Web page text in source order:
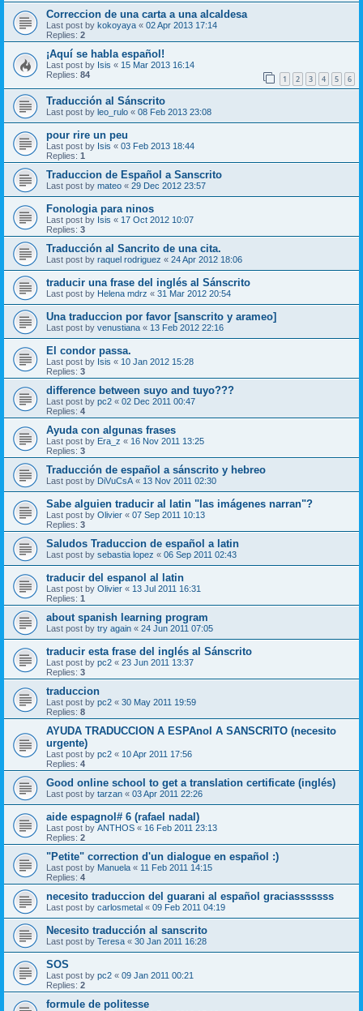
Correccion de una carta a una alcaldesa
Last post by kokoyaya « 02 Apr 2013 17:14
Replies: 2
¡Aquí se habla español!
Last post by Isis « 15 Mar 2013 16:14
Replies: 84 1 2 3 4 5 6
Traducción al Sánscrito
Last post by leo_rulo « 08 Feb 2013 23:08
pour rire un peu
Last post by Isis « 03 Feb 2013 18:44
Replies: 1
Traduccion de Español a Sanscrito
Last post by mateo « 29 Dec 2012 23:57
Fonologia para ninos
Last post by Isis « 17 Oct 2012 10:07
Replies: 3
Traducción al Sancrito de una cita.
Last post by raquel rodriguez « 24 Apr 2012 18:06
traducir una frase del inglés al Sánscrito
Last post by Helena mdrz « 31 Mar 2012 20:54
Una traduccion por favor [sanscrito y arameo]
Last post by venustiana « 13 Feb 2012 22:16
El condor passa.
Last post by Isis « 10 Jan 2012 15:28
Replies: 3
difference between suyo and tuyo???
Last post by pc2 « 02 Dec 2011 00:47
Replies: 4
Ayuda con algunas frases
Last post by Era_z « 16 Nov 2011 13:25
Replies: 3
Traducción de español a sánscrito y hebreo
Last post by DiVuCsA« 13 Nov 2011 02:30
Sabe alguien traducir al latin "las imágenes narran"?
Last post by Olivier « 07 Sep 2011 10:13
Replies: 3
Saludos Traduccion de español a latin
Last post by sebastia lopez « 06 Sep 2011 02:43
traducir del espanol al latin
Last post by Olivier « 13 Jul 2011 16:31
Replies: 1
about spanish learning program
Last post by try again « 24 Jun 2011 07:05
traducir esta frase del inglés al Sánscrito
Last post by pc2 « 23 Jun 2011 13:37
Replies: 3
traduccion
Last post by pc2 « 30 May 2011 19:59
Replies: 8
AYUDA TRADUCCION A ESPAnol A SANSCRITO (necesito
urgente)
Last post by pc2 « 10 Apr 2011 17:56
Replies: 4
Good online school to get a translation certificate (inglés)
Last post by tarzan « 03 Apr 2011 22:26
aide espagnol# 6 (rafael nadal)
Last post by ANTHOS « 16 Feb 2011 23:13
Replies: 2
"Petite" correction d'un dialogue en español :)
Last post by Manuela « 11 Feb 2011 14:15
Replies: 4
necesito traduccion del guarani al español graciasssssss
Last post by carlosmetal « 09 Feb 2011 04:19
Necesito traducción al sanscrito
Last post by Teresa « 30 Jan 2011 16:28
SOS
Last post by pc2 « 09 Jan 2011 00:21
Replies: 2
formule de politesse